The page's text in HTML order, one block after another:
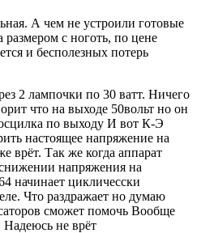
А чем не устроили готовые
с ноготь, по цене
и бесполезных потерь
2 лампочки по 30 ватт. Ничего
что на выходе 50вольт но он
по выходу И вот К-Э
настоящее напряжение на
врёт. Так же когда аппарат
напряжения на
начинает цикличесски
Что раздражает но думаю
сможет помочь Вообще
Надеюсь не врёт